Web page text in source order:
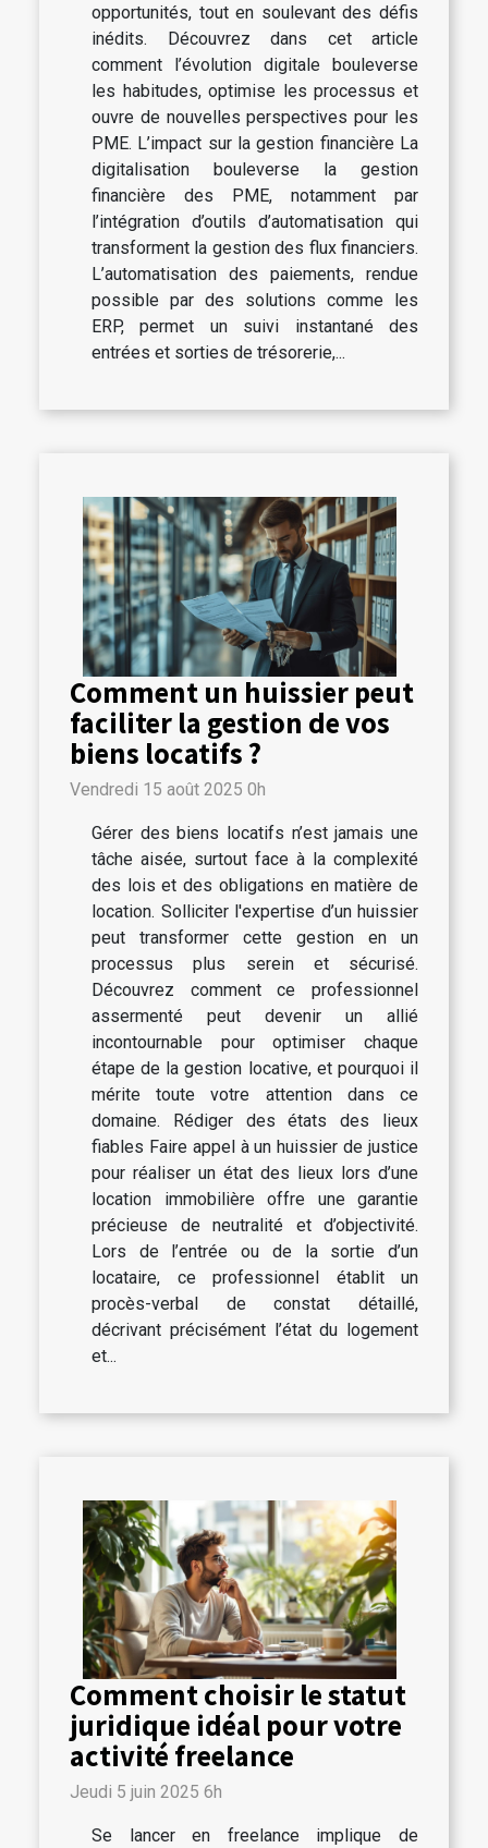
opportunités, tout en soulevant des défis
inédits. Découvrez dans cet article
comment l’évolution digitale bouleverse
les habitudes, optimise les processus et
ouvre de nouvelles perspectives pour les
PME. L’impact sur la gestion financière La
digitalisation bouleverse la gestion
financière des PME, notamment par
l’intégration d’outils d’automatisation qui
transforment la gestion des flux financiers.
L’automatisation des paiements, rendue
possible par des solutions comme les
ERP, permet un suivi instantané des
entrées et sorties de trésorerie,...
Comment un huissier peut
faciliter la gestion de vos
biens locatifs ?
Vendredi 15 août 2025 0h
Gérer des biens locatifs n’est jamais une
tâche aisée, surtout face à la complexité
des lois et des obligations en matière de
location. Solliciter l'expertise d’un huissier
peut transformer cette gestion en un
processus plus serein et sécurisé.
Découvrez comment ce professionnel
assermenté peut devenir un allié
incontournable pour optimiser chaque
étape de la gestion locative, et pourquoi il
mérite toute votre attention dans ce
domaine. Rédiger des états des lieux
fiables Faire appel à un huissier de justice
pour réaliser un état des lieux lors d’une
location immobilière offre une garantie
précieuse de neutralité et d’objectivité.
Lors de l’entrée ou de la sortie d’un
locataire, ce professionnel établit un
procès-verbal de constat détaillé,
décrivant précisément l’état du logement
et...
Comment choisir le statut
juridique idéal pour votre
activité freelance
Jeudi 5 juin 2025 6h
Se lancer en freelance implique de